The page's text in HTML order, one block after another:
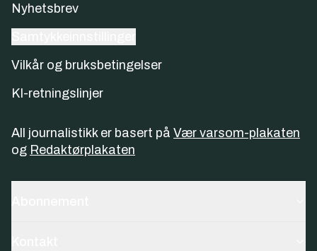
Nyhetsbrev
Vilkår og bruksbetingelser
KI-retningslinjer
All journalistikk er basert på Vær varsom-plakaten
og Redaktørplakaten